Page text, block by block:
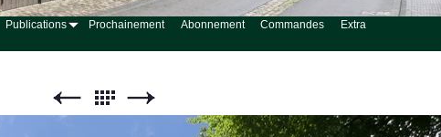
Publications Prochainement Abonnement Commandes
Extra